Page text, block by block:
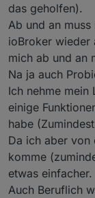
das geholfen).
Ab und an
ioBroker wieder
mich ab und an
Na ja auch
Ich nehme
einige
habe
Da ich aber von
komme
etwas einfacher.
Auch Beruflich